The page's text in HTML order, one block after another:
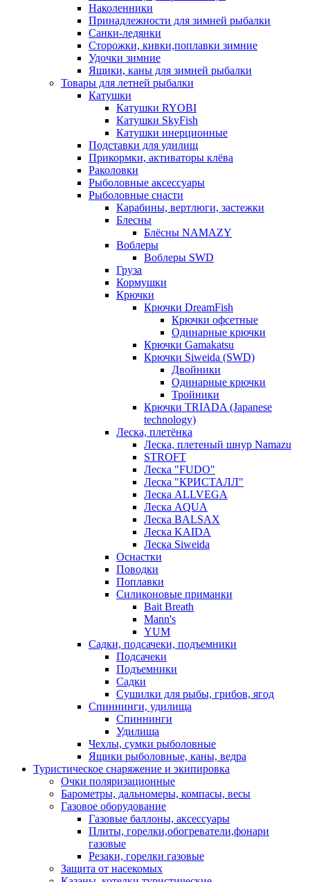
Наколенники
Принадлежности для зимней рыбалки
Санки-ледянки
Сторожки, кивки,поплавки зимние
Удочки зимние
Ящики, каны для зимней рыбалки
Товары для летней рыбалки
Катушки
Катушки RYOBI
Катушки SkyFish
Катушки инерционные
Подставки для удилищ
Прикормки, активаторы клёва
Раколовки
Рыболовные аксессуары
Рыболовные снасти
Карабины, вертлюги, застежки
Блесны
Блёсны NAMAZY
Воблеры
Воблеры SWD
Груза
Кормушки
Крючки
Крючки DreamFish
Крючки офсетные
Одинарные крючки
Крючки Gamakatsu
Крючки Siweida (SWD)
Двойники
Одинарные крючки
Тройники
Крючки TRIADA (Japanese
technology)
Леска, плетёнка
Леска, плетеный шнур Namazu
STROFT
Леска "FUDO"
Леска "КРИСТАЛЛ"
Леска ALLVEGA
Леска AQUA
Леска BALSAX
Леска KAIDA
Леска Siweida
Оснастки
Поводки
Поплавки
Силиконовые приманки
Bait Breath
Mann's
YUM
Садки, подсачеки, подъемники
Подсачеки
Подъемники
Садки
Сушилки для рыбы, грибов, ягод
Спиннинги, удилища
Спиннинги
Удилища
Чехлы, сумки рыболовные
Ящики рыболовные, каны, ведра
Туристическое снаряжение и экипировка
Очки поляризационные
Барометры, дальномеры, компасы, весы
Газовое оборудование
Газовые баллоны, аксессуары
Плиты, горелки,обогреватели,фонари
газовые
Резаки, горелки газовые
Защита от насекомых